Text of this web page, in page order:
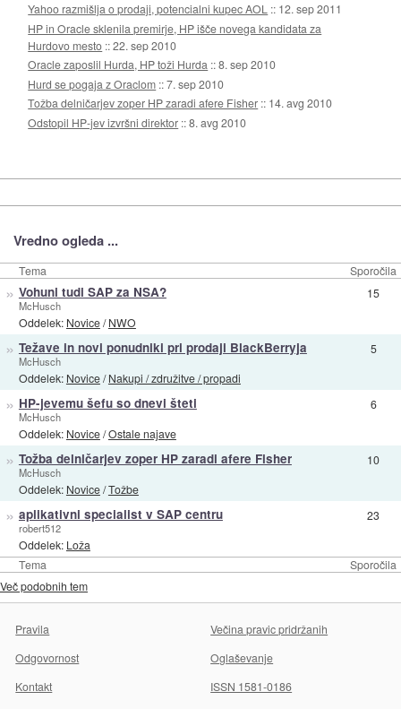
Yahoo razmišlja o prodaji, potencialni kupec AOL :: 12. sep 2011
HP in Oracle sklenila premirje, HP išče novega kandidata za
Hurdovo mesto ::22. sep 2010
Oracle zaposlil Hurda, HP toži Hurda ::8. sep 2010
Hurd se pogaja z Oraclom ::7. sep 2010
Tožba delničarjev zoper HP zaradi afere Fisher :: 14. avg 2010
Odstopil HP-jev izvršni direktor ::8. avg 2010
Vredno ogleda ...
Tema Sporočila
Tema Sporočila
» Vohuni tudi SAP za NSA?
McHusch
Oddelek: Novice/NWO
15
» Težave in novi ponudniki pri prodaji BlackBerryja
McHusch
Oddelek: Novice/Nakupi / združitve / propadi
5
» HP-jevemu šefu so dnevi šteti
McHusch
Oddelek: Novice/Ostale najave
6
» Tožba delničarjev zoper HP zaradi afere Fisher
McHusch
Oddelek: Novice/Tožbe
10
» aplikativni specialist v SAP centru
robert512
Oddelek: Loža
23
Več podobnih tem
Pravila
Večina pravic pridržanih
Odgovornost
Oglaševanje
Kontakt
ISSN 1581-0186